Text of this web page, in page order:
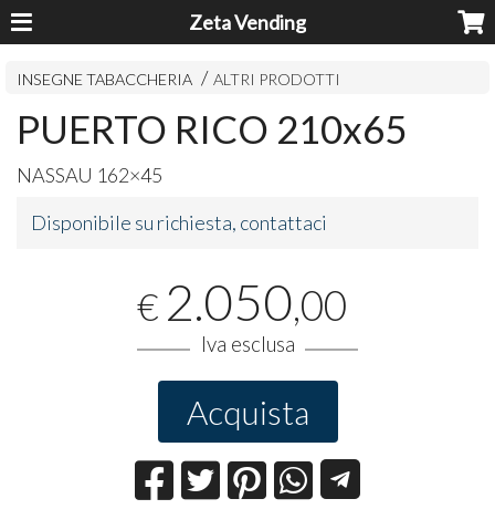
Zeta Vending
INSEGNE TABACCHERIA ALTRI PRODOTTI
PUERTO RICO 210x65
NASSAU 162×45
Disponibile su richiesta, contattaci
€ 2.050,00
Iva esclusa
Acquista